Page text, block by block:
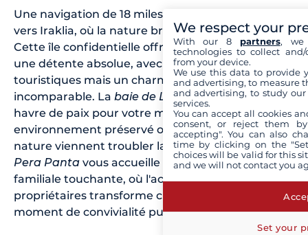
Une navigation de 18 miles nautiques vous mène
vers Iraklia, où la nature brute règne en maître.
Cette île confidentielle offre un isolement total et
une détente absolue, avec peu d'infrastructures
touristiques mais un charme authentique
incomparable. La baie de Livadi constitue un
havre de paix pour votre mouillage, dans un
environnement préservé où seuls les bruits de la
nature viennent troubler la quiétude ambiante.
Pera Panta vous accueille dans une ambiance
familiale touchante, où l'accueil chaleureux des
propriétaires transforme chaque repas en
moment de convivialité pure.
We respect your
With our 8 partners, we
technologies to collect
from your device.
We use this data to provide
and advertising, to measure
and advertising, to study
services.
You can accept all cookies
consent, or reject them
accepting". You can also
time by clicking on the
choices will be valid for this
and we will not contact you
Set your